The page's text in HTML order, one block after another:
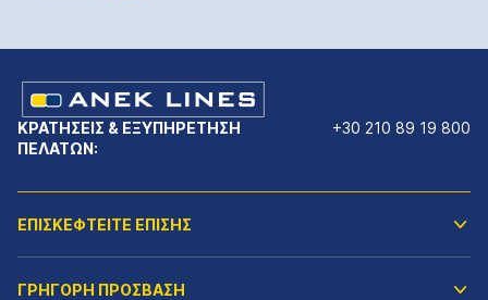
ΚΡΑΤΗΣΕΙΣ & ΕΞΥΠΗΡΕΤΗΣΗ
ΠΕΛΑΤΩΝ:
+30 210 89 19 800
ΕΠΙΣΚΕΦΤΕΙΤΕ ΕΠΙΣΗΣ
ΓΡΗΓΟΡΗ ΠΡΟΣΒΑΣΗ